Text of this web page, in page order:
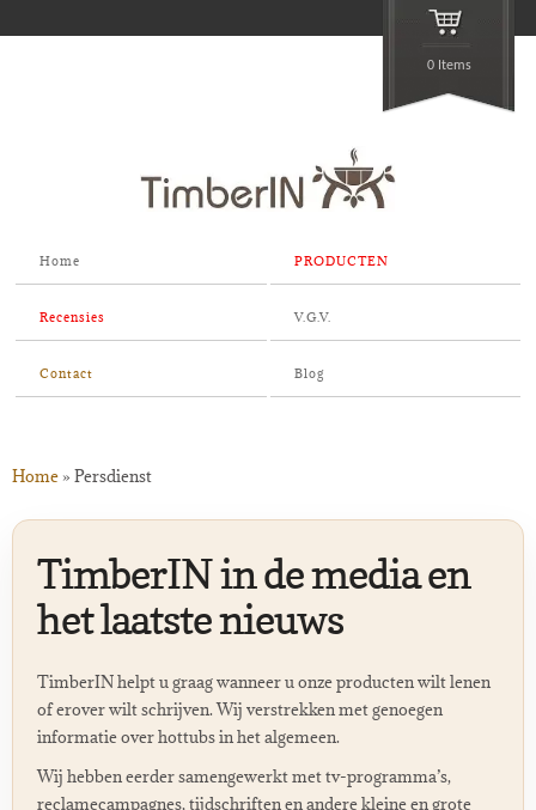
0 Items
Home PRODUCTEN
Recensies V.G.V.
Contact Blog
Home » Persdienst
TimberIN in de media en
het laatste nieuws
TimberIN helpt u graag wanneer u onze producten wilt lenen
of erover wilt schrijven. Wij verstrekken met genoegen
informatie over hottubs in het algemeen.
Wij hebben eerder samengewerkt met tv-programma’s,
reclamecampagnes, tijdschriften en andere kleine en grote